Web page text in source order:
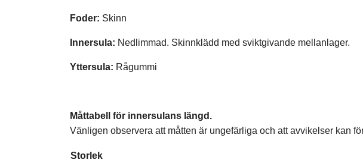
Foder: Skinn
Innersula: Nedlimmad. Skinnklädd med sviktgivande mellanlager.
Yttersula: Rågummi
Måttabell för innersulans längd.
Vänligen observera att måtten är ungefärliga och att avvikelser kan
Storlek